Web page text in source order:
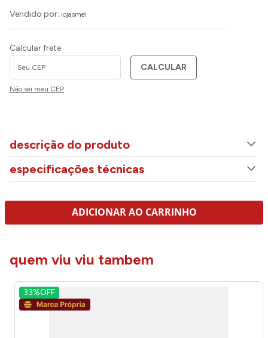
Vendido por: lojasmel
Calcular frete
CALCULAR
Não sei meu CEP
descrição do produto
especificações técnicas
ADICIONAR AO CARRINHO
quem viu viu tambem
33%OFF